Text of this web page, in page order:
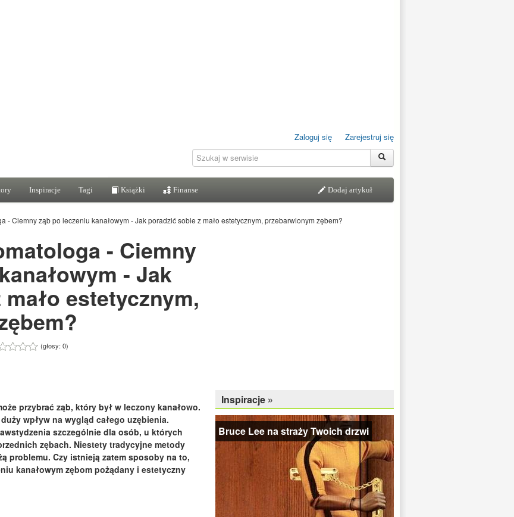
Zaloguj się Zarejestruj się
Inspiracje Tagi Książki Finanse Dodaj artykuł
- Ciemny ząb po leczeniu kanałowym - Jak poradzić sobie z mało estetycznym, przebarwionym zębem?
- Ciemny
- Jak
estetycznym,
(głosy: 0)
przybrać ząb, który był w leczony kanałowo.
wpływ na wygląd całego uzębienia.
szczególnie dla osób, u których
zębach. Niestety tradycyjne metody
problemu. Czy istnieją zatem sposoby na to,
kanałowym zębom pożądany i estetyczny
Inspiracje »
Bruce Lee na straży Twoich drzwi